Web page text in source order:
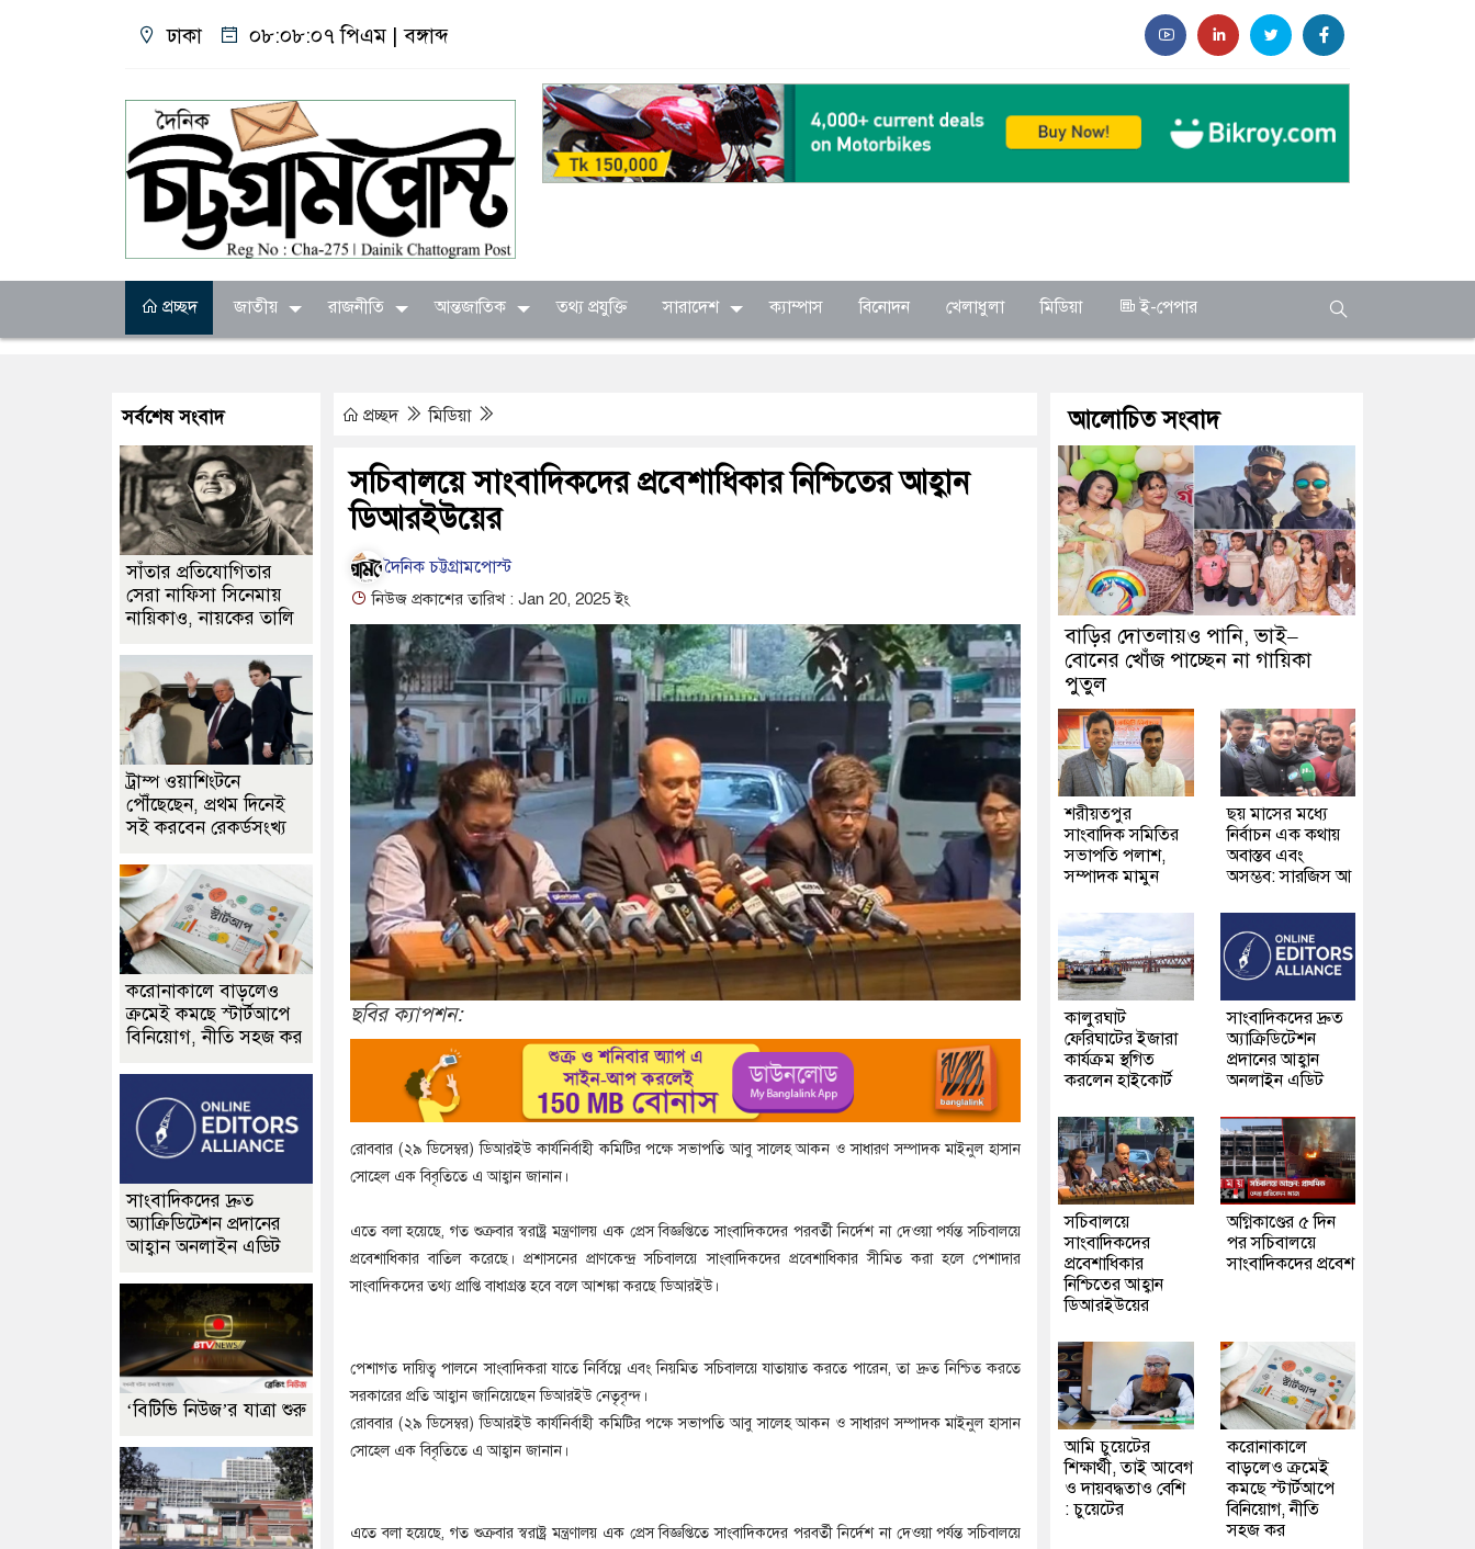
ঢাকা ০৮:০৮:০৮ পিএম |বঙ্গাব্দ
প্রচ্ছদ জাতীয় রাজনীতি আন্তজাতিক তথ্য প্রযুক্তি সারাদেশ ক্যাম্পাস বিনোদন খেলাধুলা মিডিয়া ই-পেপার
প্রচ্ছদ মিডিয়া
সচিবালয়ে সাংবাদিকদের প্রবেশাধিকার নিশ্চিতের আহ্বান
ডিআরইউয়ের
দৈনিক চট্টগ্রামপোস্ট
নিউজ প্রকাশের তারিখ : Jan 20, 2025 ইং
ছবির ক্যাপশন:
রোববার (২৯ ডিসেম্বর) ডিআরইউ কার্যনির্বাহী কমিটির পক্ষে সভাপতি আবু সালেহ আকন ও সাধারণ সম্পাদক মাইনুল হাসান
সোহেল এক বিবৃতিতে এ আহ্বান জানান।
এতে বলা হয়েছে, গত শুক্রবার স্বরাষ্ট্র মন্ত্রণালয় এক প্রেস বিজ্ঞপ্তিতে সাংবাদিকদের পরবর্তী নির্দেশ না দেওয়া পর্যন্ত সচিবালয়ে
প্রবেশাধিকার বাতিল করেছে। প্রশাসনের প্রাণকেন্দ্র সচিবালয়ে সাংবাদিকদের প্রবেশাধিকার সীমিত করা হলে পেশাদার
সাংবাদিকদের তথ্য প্রাপ্তি বাধাগ্রস্ত হবে বলে আশঙ্কা করছে ডিআরইউ।
পেশাগত দায়িত্ব পালনে সাংবাদিকরা যাতে নির্বিঘ্নে এবং নিয়মিত সচিবালয়ে যাতায়াত করতে পারেন, তা দ্রুত নিশ্চিত করতে
সরকারের প্রতি আহ্বান জানিয়েছেন ডিআরইউ নেতৃবৃন্দ।
রোববার (২৯ ডিসেম্বর) ডিআরইউ কার্যনির্বাহী কমিটির পক্ষে সভাপতি আবু সালেহ আকন ও সাধারণ সম্পাদক মাইনুল হাসান
সোহেল এক বিবৃতিতে এ আহ্বান জানান।
এতে বলা হয়েছে, গত শুক্রবার স্বরাষ্ট্র মন্ত্রণালয় এক প্রেস বিজ্ঞপ্তিতে সাংবাদিকদের পরবর্তী নির্দেশ না দেওয়া পর্যন্ত সচিবালয়ে
সর্বশেষ সংবাদ
সাঁতার প্রতিযোগিতার
সেরা নাফিসা সিনেমায়
নায়িকাও, নায়কের তালি
ট্রাম্প ওয়াশিংটনে
পৌঁছেছেন, প্রথম দিনেই
সই করবেন রেকর্ডসংখ্য
করোনাকালে বাড়লেও
ক্রমেই কমছে স্টার্টআপে
বিনিয়োগ, নীতি সহজ কর
সাংবাদিকদের দ্রুত
অ্যাক্রিডিটেশন প্রদানের
আহ্বান অনলাইন এডিট
‘বিটিভি নিউজ’র যাত্রা শুরু
আলোচিত সংবাদ
বাড়ির দোতলায়ও পানি, ভাই–
বোনের খোঁজ পাচ্ছেন না গায়িকা
পুতুল
শরীয়তপুর
সাংবাদিক সমিতির
সভাপতি পলাশ,
সম্পাদক মামুন
ছয় মাসের মধ্যে
নির্বাচন এক কথায়
অবাস্তব এবং
অসম্ভব: সারজিস আ
কালুরঘাট
ফেরিঘাটের ইজারা
কার্যক্রম স্থগিত
করলেন হাইকোর্ট
সাংবাদিকদের দ্রুত
অ্যাক্রিডিটেশন
প্রদানের আহ্বান
অনলাইন এডিট
সচিবালয়ে
সাংবাদিকদের
প্রবেশাধিকার
নিশ্চিতের আহ্বান
ডিআরইউয়ের
অগ্নিকাণ্ডের ৫ দিন
পর সচিবালয়ে
সাংবাদিকদের প্রবেশ
আমি চুয়েটের
শিক্ষার্থী, তাই আবেগ
ও দায়বদ্ধতাও বেশি
: চুয়েটের
করোনাকালে
বাড়লেও ক্রমেই
কমছে স্টার্টআপে
বিনিয়োগ, নীতি
সহজ কর